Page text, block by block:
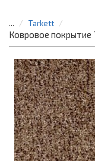
... Tarkett
Ковровое покрытие